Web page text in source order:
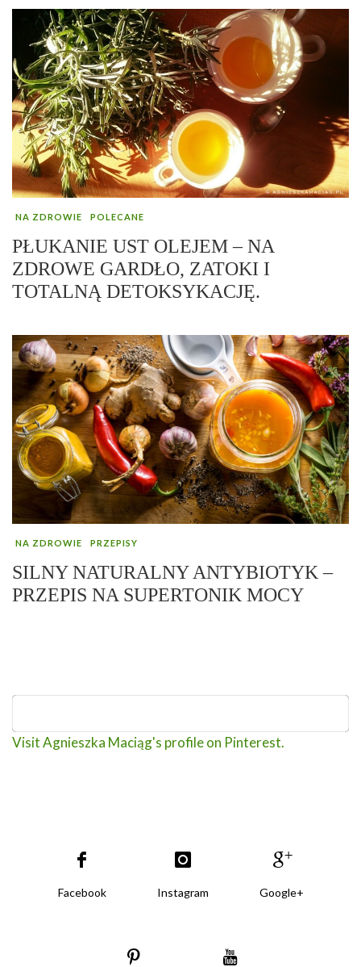
NA ZDROWIE POLECANE
PŁUKANIE UST OLEJEM – NA
ZDROWE GARDŁO, ZATOKI I
TOTALNĄ DETOKSYKACJĘ.
NA ZDROWIE PRZEPISY
SILNY NATURALNY ANTYBIOTYK –
PRZEPIS NA SUPERTONIK MOCY
Visit Agnieszka Maciąg's profile on Pinterest.
Facebook Instagram Google+